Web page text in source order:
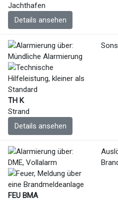
Jachthafen
Details ansehen
TH K
Strand
Details ansehen
FEU BMA